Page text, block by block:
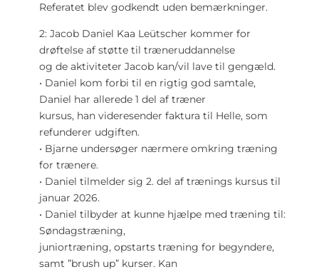
Referatet blev godkendt uden bemærkninger.
2: Jacob Daniel Kaa Leütscher kommer for
drøftelse af støtte til træneruddannelse
og de aktiviteter Jacob kan/vil lave til gengæld.
• Daniel kom forbi til en rigtig god samtale,
Daniel har allerede 1 del af træner
kursus, han videresender faktura til Helle, som
refunderer udgiften.
• Bjarne undersøger nærmere omkring træning
for trænere.
• Daniel tilmelder sig 2. del af trænings kursus til
januar 2026.
• Daniel tilbyder at kunne hjælpe med træning til:
Søndagstræning,
juniortræning, opstarts træning for begyndere,
samt ”brush up” kurser. Kan